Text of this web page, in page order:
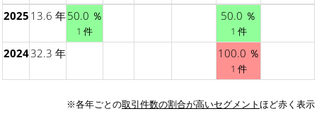
2025 13.6 年50.0 ％
1 件
50.0 ％
1 件
202432.3 年 100.0 ％
1 件
※各年ごとの取引件数の割合が高いセグメントほど赤く表示